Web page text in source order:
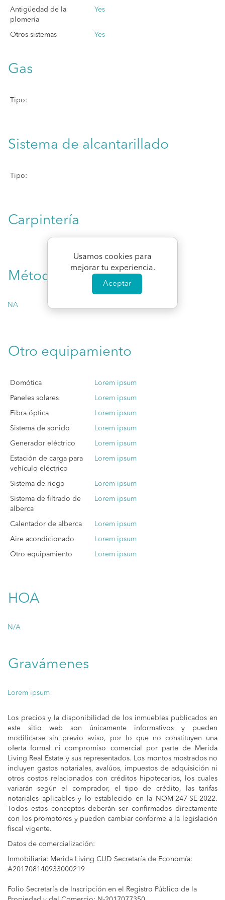
Antigüedad de la
plomería
Yes
Otros sistemas Yes
Gas
Tipo:
Sistema de alcantarillado
Tipo:
Carpintería
Método de entrega
NA
Otro equipamiento
Domótica Lorem ipsum
Paneles solares Lorem ipsum
Fibra óptica Lorem ipsum
Sistema de sonido Lorem ipsum
Generador eléctrico Lorem ipsum
Estación de carga para
vehículo eléctrico
Lorem ipsum
Sistema de riego Lorem ipsum
Sistema de filtrado de
alberca
Lorem ipsum
Calentador de alberca Lorem ipsum
Aire acondicionado Lorem ipsum
Otro equipamiento Lorem ipsum
HOA
N/A
Gravámenes
Lorem ipsum
Los precios y la disponibilidad de los inmuebles publicados en
este sitio web son únicamente informativos y pueden
modificarse sin previo aviso, por lo que no constituyen una
oferta formal ni compromiso comercial por parte de Merida
Living Real Estate y sus representados. Los montos mostrados no
incluyen gastos notariales, avalúos, impuestos de adquisición ni
otros costos relacionados con créditos hipotecarios, los cuales
variarán según el comprador, el tipo de crédito, las tarifas
notariales aplicables y lo establecido en la NOM-247-SE-2022.
Todos estos conceptos deberán ser confirmados directamente
con los promotores y pueden cambiar conforme a la legislación
fiscal vigente.
Datos de comercialización:
Inmobiliaria: Merida Living CUD Secretaría de Economía:
A201708140933000219
Folio Secretaría de Inscripción en el Registro Público de la
Usamos cookies para
mejorar tu experiencia.
Aceptar